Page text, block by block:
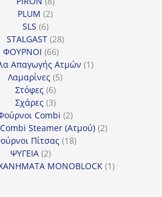
προϊόντα
PLUM 22
SLS 66
προϊόντα
STALGAST 2828
ΦΟΥΡΝΟΙ 6666
προϊόντα
Απαγωγής Ατμών 11
Λαμαρίνες 55
Στόφες 66
προϊόντα
Σχάρες 33
προϊόντα
Combi 22
προϊόντα
Steamer (Ατμού) 22
Πίτσας 1818
ΨΥΓΕΙΑ 22
προϊόντα
MONOBLOCK 11